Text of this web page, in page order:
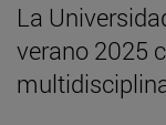
La
verano 2025